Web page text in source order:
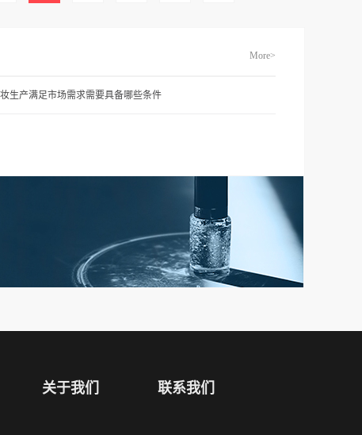
More>
生产满足市场需求需要具备哪些条件
关于我们 联系我们